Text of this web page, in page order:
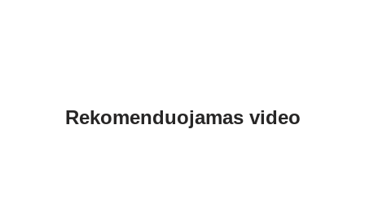
Rekomenduojamas video